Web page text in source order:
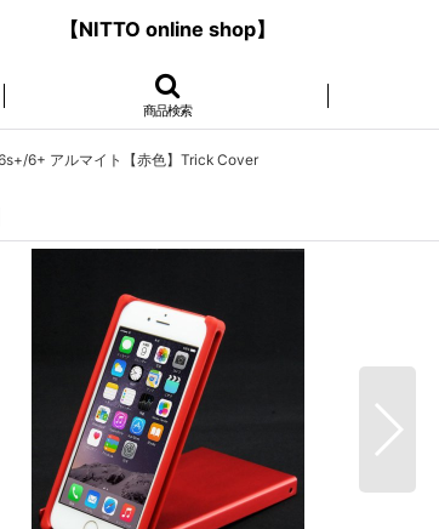
【NITTO online shop】
商品検索
6+ アルマイト【赤色】Trick Cover